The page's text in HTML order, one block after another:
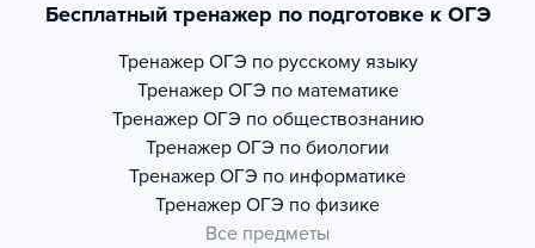
Бесплатный тренажер по подготовке к ОГЭ
Тренажер ОГЭ по русскому языку
Тренажер ОГЭ по математике
Тренажер ОГЭ по обществознанию
Тренажер ОГЭ по биологии
Тренажер ОГЭ по информатике
Тренажер ОГЭ по физике
Все предметы